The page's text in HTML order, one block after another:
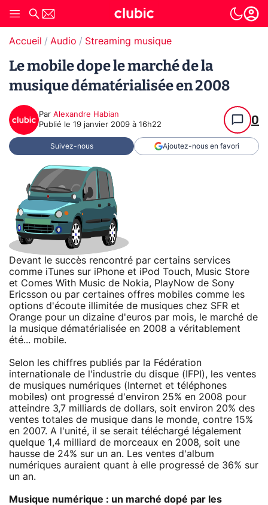
Accueil Audio Streaming musique
Le mobile dope le marché de la
musique dématérialisée en 2008
Par Alexandre Habian
Publié le 19 janvier 2009 à 16h22 0
Suivez-nous Ajoutez-nous en favori
Devant le succès rencontré par certains services
comme iTunes sur iPhone et iPod Touch, Music Store
et Comes With Music de Nokia, PlayNow de Sony
Ericsson ou par certaines offres mobiles comme les
options d'écoute illimitée de musiques chez SFR et
Orange pour un dizaine d'euros par mois, le marché de
la musique dématérialisée en 2008 a véritablement
été... mobile.
Selon les chiffres publiés par la Fédération
internationale de l'industrie du disque (IFPI), les ventes
de musiques numériques (Internet et téléphones
mobiles) ont progressé d'environ 25% en 2008 pour
atteindre 3,7 milliards de dollars, soit environ 20% des
ventes totales de musique dans le monde, contre 15%
en 2007. A l'unité, il se serait téléchargé légalement
quelque 1,4 milliard de morceaux en 2008, soit une
hausse de 24% sur un an. Les ventes d'album
numériques auraient quant à elle progressé de 36% sur
un an.
Musique numérique : un marché dopé par les